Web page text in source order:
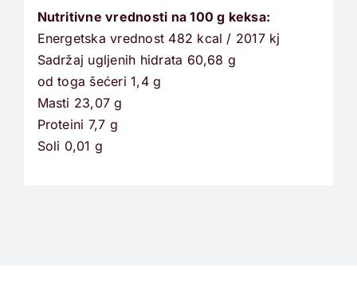
Nutritivne vrednosti na 100 g keksa:
Energetska vrednost 482 kcal / 2017 kj
Sadržaj ugljenih hidrata 60,68 g
od toga šećeri 1,4 g
Masti 23,07 g
Proteini 7,7 g
Soli 0,01 g